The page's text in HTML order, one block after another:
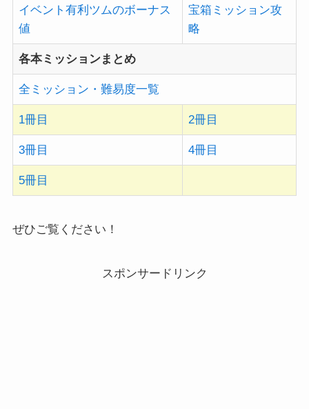
イベント有利ツムのボーナス
値
宝箱ミッション攻
略
各本ミッションまとめ
全ミッション・難易度一覧
1冊目 2冊目
3冊目 4冊目
5冊目
ぜひご覧ください！
スポンサードリンク